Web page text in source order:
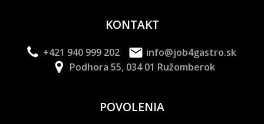
KONTAKT
+421 940 999 202
info@job4gastro.sk
Podhora 55, 034 01 Ružomberok
POVOLENIA